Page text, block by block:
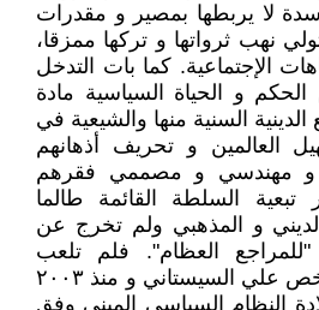
لا یربطها بمصیر و مقدرات
نهب ثرواتها و ترکها ممزقا،
الإجتماعیة. کما بات التدخل
و الحیاة السیاسیة مادة
الدینیة السنیة منها والشیعیة في
العالمین و تحریف أذهانهم
و مهندسي و مصممي فقرهم
السلطة القائمة طالما
و المذهبي ولم تخرج عن
العظام". فلم تلعب
المرجعیة الشیعیة و بشخص علي السیستاني و منذ ٢٠٠٣
النظام السیاسي المبني وفق